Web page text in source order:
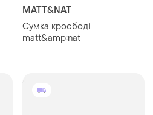
MATT&NAT
Сумка кросбодi
matt&amp;nat